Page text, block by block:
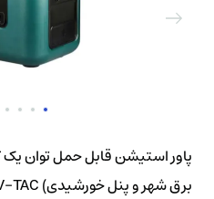
پاور استیشن قابل حمل توان یک